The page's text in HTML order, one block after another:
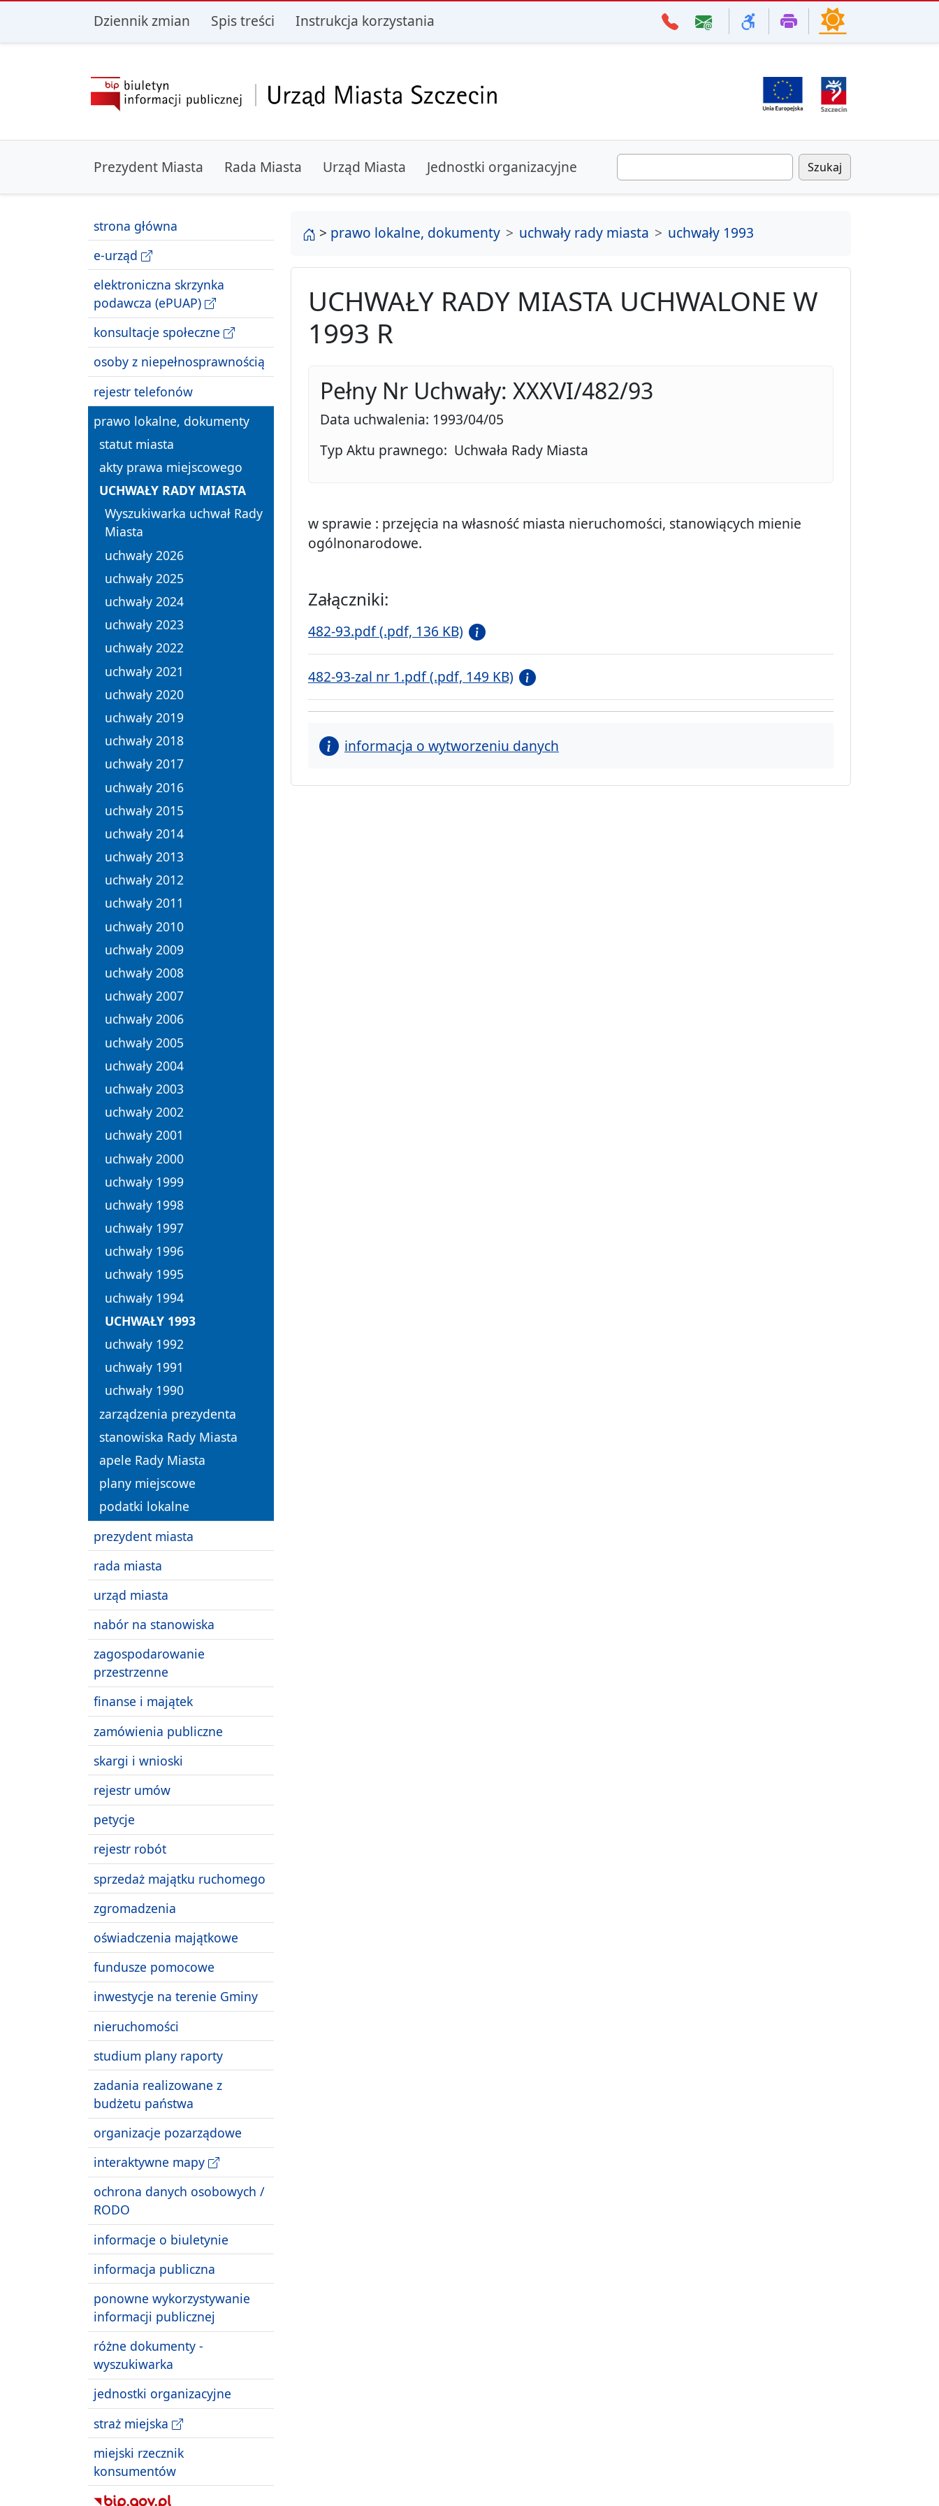
przejdź do głównego menu przejdź do treści
Dziennik zmian Spis treści Instrukcja korzystania
Prezydent Miasta Rada Miasta Urząd Miasta Jednostki organizacyjne Szukaj
strona główna
e-urząd
elektroniczna skrzynka
podawcza (ePUAP)
konsultacje społeczne
osoby z niepełnosprawnością
rejestr telefonów
prawo lokalne, dokumenty
statut miasta
akty prawa miejscowego
UCHWAŁY RADY MIASTA
Wyszukiwarka uchwał Rady
Miasta
uchwały 2026
uchwały 2025
uchwały 2024
uchwały 2023
uchwały 2022
uchwały 2021
uchwały 2020
uchwały 2019
uchwały 2018
uchwały 2017
uchwały 2016
uchwały 2015
uchwały 2014
uchwały 2013
uchwały 2012
uchwały 2011
uchwały 2010
uchwały 2009
uchwały 2008
uchwały 2007
uchwały 2006
uchwały 2005
uchwały 2004
uchwały 2003
uchwały 2002
uchwały 2001
uchwały 2000
uchwały 1999
uchwały 1998
uchwały 1997
uchwały 1996
uchwały 1995
uchwały 1994
UCHWAŁY 1993
uchwały 1992
uchwały 1991
uchwały 1990
zarządzenia prezydenta
stanowiska Rady Miasta
apele Rady Miasta
plany miejscowe
podatki lokalne
prezydent miasta
rada miasta
urząd miasta
nabór na stanowiska
zagospodarowanie
przestrzenne
finanse i majątek
zamówienia publiczne
skargi i wnioski
rejestr umów
petycje
rejestr robót
sprzedaż majątku ruchomego
zgromadzenia
oświadczenia majątkowe
fundusze pomocowe
inwestycje na terenie Gminy
nieruchomości
studium plany raporty
zadania realizowane z
budżetu państwa
organizacje pozarządowe
interaktywne mapy
ochrona danych osobowych /
RODO
informacje o biuletynie
informacja publiczna
ponowne wykorzystywanie
informacji publicznej
różne dokumenty -
wyszukiwarka
jednostki organizacyjne
straż miejska
miejski rzecznik
konsumentów
strona główna
> prawo lokalne, dokumenty uchwały rady miasta uchwały 1993
UCHWAŁY RADY MIASTA UCHWALONE W
1993 R
Pełny Nr Uchwały: XXXVI/482/93
Data uchwalenia: 1993/04/05
Typ Aktu prawnego: Uchwała Rady Miasta
w sprawie : przejęcia na własność miasta nieruchomości, stanowiących mienie
ogólnonarodowe.
Załączniki:
482-93.pdf (.pdf, 136 KB)
482-93-zal nr 1.pdf (.pdf, 149 KB)
informacja o wytworzeniu danych